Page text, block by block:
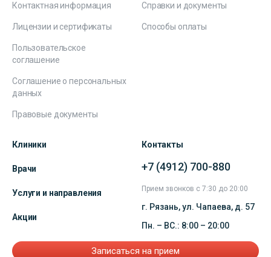
Контактная информация
Лицензии и сертификаты
Пользовательское
соглашение
Соглашение о персональных
данных
Правовые документы
Справки и документы
Способы оплаты
Клиники
Врачи
Услуги и направления
Акции
Контакты
+7 (4912) 700-880
Прием звонков с 7:30 до 20:00
г. Рязань, ул. Чапаева, д. 57
Пн. – ВС.: 8:00 – 20:00
Записаться на прием